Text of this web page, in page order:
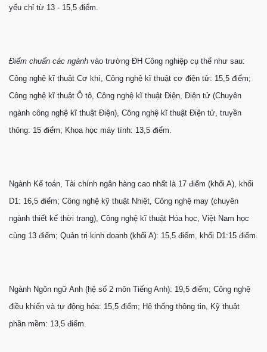
yếu chỉ từ 13 - 15,5 điểm.
Điểm chuẩn các ngành vào trường ĐH Công nghiệp cụ thể như sau:
Công nghệ kĩ thuật Cơ khí, Công nghệ kĩ thuật cơ điện tử: 15,5 điểm;
Công nghệ kĩ thuật Ô tô, Công nghệ kĩ thuật Điện, Điện tử (Chuyên
ngành công nghệ kĩ thuật Điện), Công nghệ kĩ thuật Điện tử, truyền
thông: 15 điểm; Khoa học máy tính: 13,5 điểm.
Ngành Kế toán, Tài chính ngân hàng cao nhất là 17 điểm (khối A), khối
D1: 16,5 điểm; Công nghệ kỹ thuật Nhiệt, Công nghệ may (chuyên
ngành thiết kế thời trang), Công nghệ kĩ thuật Hóa học, Việt Nam học
cùng 13 điểm; Quản trị kinh doanh (khối A): 15,5 điểm, khối D1:15 điểm.
Ngành Ngôn ngữ Anh (hệ số 2 môn Tiếng Anh): 19,5 điểm; Công nghệ
điều khiển và tự động hóa: 15,5 điểm; Hệ thống thông tin, Kỹ thuật
phần mềm: 13,5 điểm.